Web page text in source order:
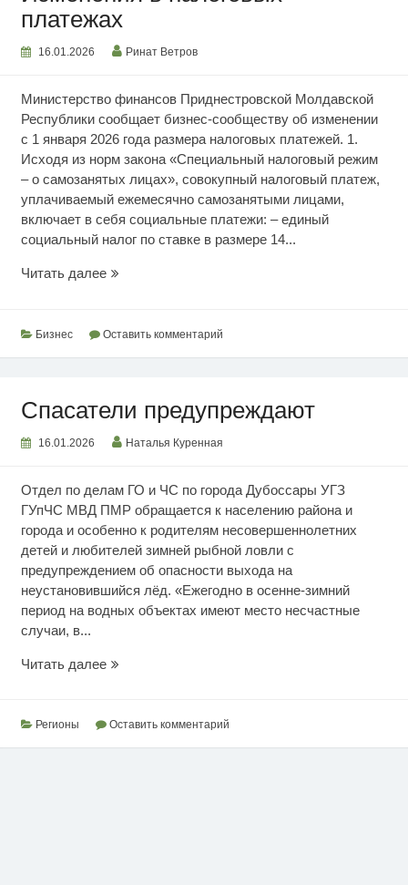
платежах
16.01.2026 Ринат Ветров
Министерство финансов Приднестровской Молдавской
Республики сообщает бизнес-сообществу об изменении
с 1 января 2026 года размера налоговых платежей. 1.
Исходя из норм закона «Специальный налоговый режим
– о самозанятых лицах», совокупный налоговый платеж,
уплачиваемый ежемесячно самозанятыми лицами,
включает в себя социальные платежи: – единый
социальный налог по ставке в размере 14...
Читать далееИзменения
платежах
Бизнес Оставить комментарий
Спасатели предупреждают
16.01.2026 Наталья Куренная
Отдел по делам ГО и ЧС по города Дубоссары УГЗ
ГУпЧС МВД ПМР обращается к населению района и
города и особенно к родителям несовершеннолетних
детей и любителей зимней рыбной ловли с
предупреждением об опасности выхода на
неустановившийся лёд. «Ежегодно в осенне-зимний
период на водных объектах имеют место несчастные
случаи, в...
Читать далееСпасатели
Регионы Оставить комментарий